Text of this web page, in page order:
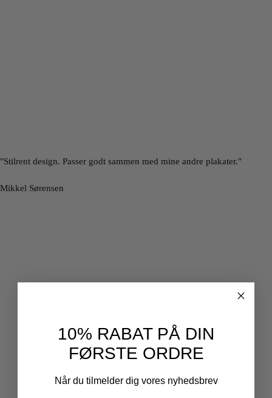
"Stilrent design. Passer godt sammen med mine andre plakater."
Mikkel Sørensen
10% RABAT PÅ DIN
FØRSTE ORDRE
Når du tilmelder dig vores nyhedsbrev